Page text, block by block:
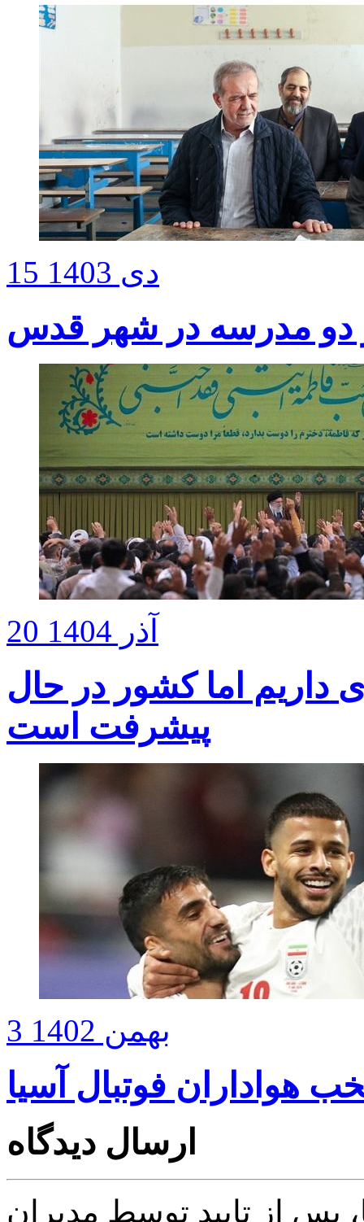
15 دی 1403
دو مدرسه در شهر قدس
20 آذر 1404
داریم اما کشور در حال
پیشرفت است
3 بهمن 1402
هواداران فوتبال آسیا
ارسال دیدگاه
از تایید توسط مدیران